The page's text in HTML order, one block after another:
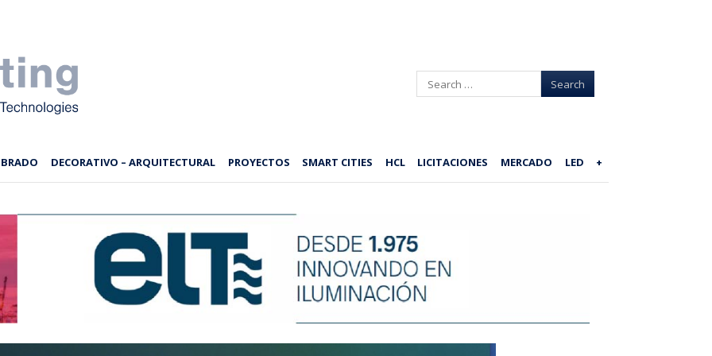
Search
DECORATIVO – ARQUITECTURAL PROYECTOS SMART CITIES HCL LICITACIONES MERCADO LED +